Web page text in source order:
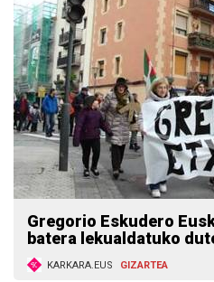
Gregorio Eskudero
batera lekualdatuko
KARKARA.EUS GIZARTEA